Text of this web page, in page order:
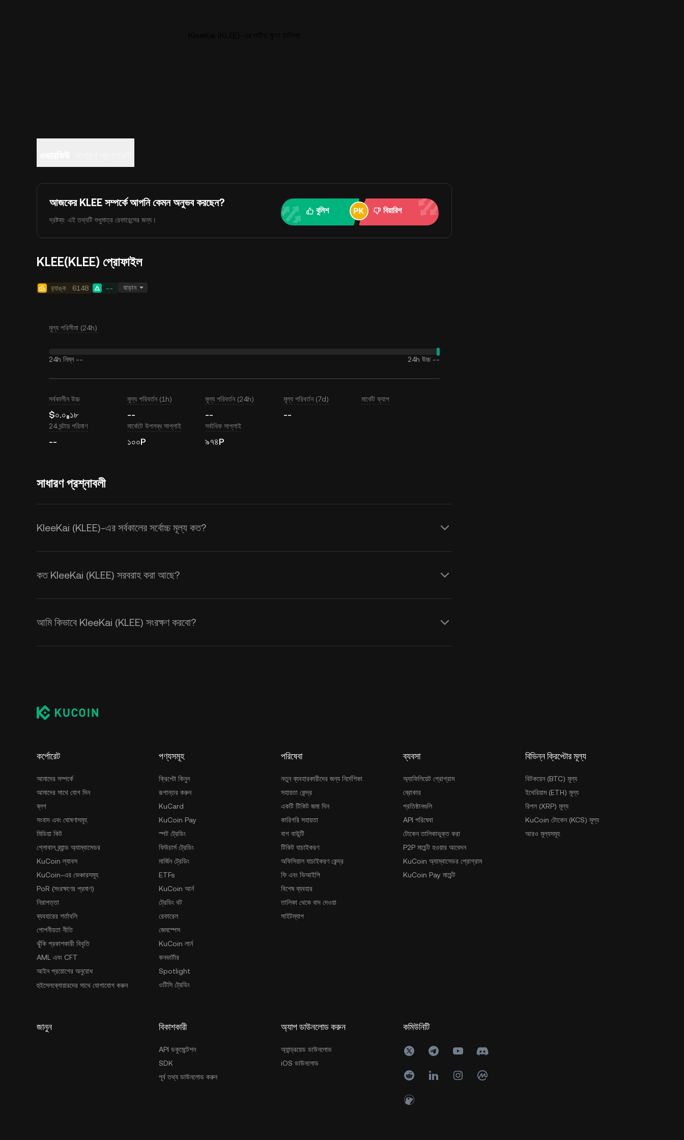
আজকের KLEE সম্পর্কে আপনি কেমন অনুভব করছেন?
দ্রষ্টব্য: এই তথ্যটি শুধুমাত্র রেফারেন্সের জন্য।
বুলিশ বিয়ারিশ
KLEE(KLEE) প্রোফাইল
র‍্যাঙ্ক 6148 -- বাড়ান
মূল্য পরিসীমা (24h)
24h নিম্ন -- 24h উচ্চ --
সর্বকালীন উচ্চ
$০.০₈১৮
মূল্য পরিবর্তন (1h)
--
মূল্য পরিবর্তন (24h)
--
মূল্য পরিবর্তন (7d)
--
মার্কেট ক্যাপ
24 ঘন্টায় পরিমাণ
--
মার্কেটে উপলব্ধ সাপ্লাই
১০০P
সর্বাধিক সাপ্লাই
৯৭৪P
সাধারণ প্রশ্নাবলী
KleeKai (KLEE)-এর সর্বকালের সর্বোচ্চ মূল্য কত?
কত KleeKai (KLEE) সরবরাহ করা আছে?
আমি কিভাবে KleeKai (KLEE) সংরক্ষণ করবো?
কর্পোরেট
আমাদের সম্পর্কে
আমাদের সাথে যোগ দিন
ব্লগ
সংবাদ এবং ঘোষণাসমূহ
মিডিয়া কিট
গ্লোবাল ব্র্যান্ড অ্যাম্বাসেডর
KuCoin ল্যাবস
KuCoin-এর ভেঞ্চারসমূহ
PoR (সংরক্ষণের প্রমাণ)
নিরাপত্তা
ব্যবহারের শর্তাবলি
গোপনীয়তা নীতি
ঝুঁকি প্রকাশকারী বিবৃতি
AML এবং CFT
আইন প্রয়োগের অনুরোধ
হুইসেলব্লোয়ারদের সাথে যোগাযোগ করুন
পণ্যসমূহ
ক্রিপ্টো কিনুন
রূপান্তর করুন
KuCard
KuCoin Pay
স্পট ট্রেডিং
ফিউচার্স ট্রেডিং
মার্জিন ট্রেডিং
ETFs
KuCoin আর্ন
ট্রেডিং বট
রেফারেল
জেমস্পেস
KuCoin লার্ন
কনভার্টার
Spotlight
ওটিসি ট্রেডিং
পরিষেবা
নতুন ব্যবহারকারীদের জন্য নির্দেশিকা
সহায়তা কেন্দ্র
একটি টিকিট জমা দিন
কারিগরি সহায়তা
বাগ বাউন্টি
টিকিট যাচাইকরণ
অফিসিয়াল যাচাইকরণ কেন্দ্র
ফি এবং ভিআইপি
বিশেষ ব্যবহার
তালিকা থেকে বাদ দেওয়া
সাইটম্যাপ
ব্যবসা
অ্যাফিলিয়েট প্রোগ্রাম
ব্রোকার
প্রতিষ্ঠানগুলি
API পরিষেবা
টোকেন তালিকাভুক্ত করা
P2P মার্চেন্ট হওয়ার আবেদন
KuCoin অ্যাম্বাসেডর প্রোগ্রাম
KuCoin Pay মার্চেন্ট
বিভিন্ন ক্রিপ্টোর মূল্য
বিটকয়েন (BTC) মূল্য
ইথেরিয়াম (ETH) মূল্য
রিপল (XRP) মূল্য
KuCoin টোকেন (KCS) মূল্য
আরও মূল্যসমূহ
জানুন বিকাশকারী
API ডকুমেন্টেশন
SDK
পূর্ব তথ্য ডাউনলোড করুন
অ্যাপ ডাউনলোড করুন
অ্যান্ড্রয়েড ডাউনলোড
iOS ডাউনলোড
কমিউনিটি